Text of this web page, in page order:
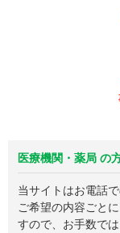
医療機関・薬局 の
当サイトはお電話
ご希望の内容ごと
すので、お手数で